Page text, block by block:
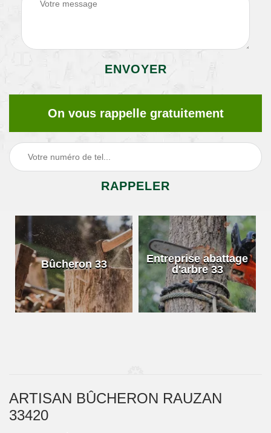
On vous rappelle gratuitement
Bûcheron 33
Entreprise abattage
d'arbre 33
ARTISAN BÛCHERON RAUZAN
33420